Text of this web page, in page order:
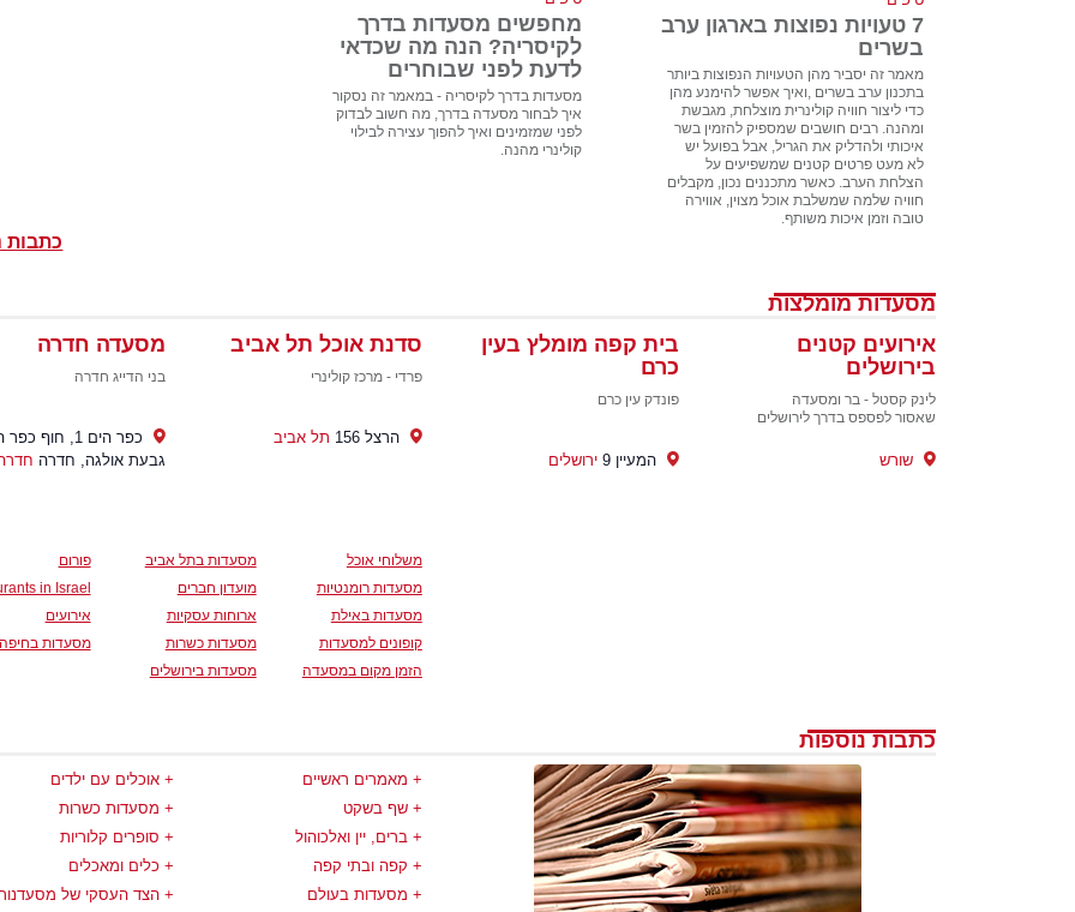
7 טעויות נפוצות בארגון ערב
בשרים
מאמר זה יסביר מהן הטעויות הנפוצות ביותר
בתכנון ערב בשרים ,ואיך אפשר להימנע מהן
כדי ליצור חוויה קולינרית מוצלחת, מגבשת
ומהנה. רבים חושבים שמספיק להזמין בשר
איכותי ולהדליק את הגריל, אבל בפועל יש
לא מעט פרטים קטנים שמשפיעים על
הצלחת הערב. כאשר מתכננים נכון, מקבלים
חוויה שלמה שמשלבת אוכל מצוין, אווירה
טובה וזמן איכות משותף.
מחפשים מסעדות בדרך
לקיסריה? הנה מה שכדאי
לדעת לפני שבוחרים
מסעדות בדרך לקיסריה - במאמר זה נסקור
איך לבחור מסעדה בדרך, מה חשוב לבדוק
לפני שמזמינים ואיך להפוך עצירה לבילוי
קולינרי מהנה.
כתבות
מסעדות מומלצות
אירועים קטנים
בירושלים
לינק קסטל - בר ומסעדה
שאסור לפספס בדרך לירושלים
שורש
בית קפה מומלץ בעין
כרם
פונדק עין כרם
המעיין 9 ירושלים
סדנת אוכל תל אביב
פרדי - מרכז קולינרי
הרצל 156 תל אביב
מסעדה חדרה
בני הדייג חדרה
כפר הים 1, חוף
גבעת אולגה, חדרה
משלוחי אוכל
מסעדות רומנטיות
מסעדות באילת
קופונים למסעדות
הזמן מקום במסעדה
מסעדות בתל אביב
מועדון חברים
ארוחות עסקיות
מסעדות כשרות
מסעדות בירושלים
פורום
in Israel
אירועים
מסעדות בחיפה
כתבות נוספות
מאמרים ראשיים
שף בשקט
ברים, יין ואלכוהול
קפה ובתי קפה
מסעדות בעולם
אוכלים עם ילדים
מסעדות כשרות
סופרים קלוריות
כלים ומאכלים
הצד העסקי של